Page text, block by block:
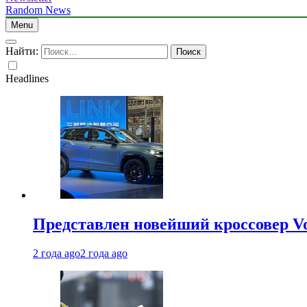
Random News
Menu
Найти:
Headlines
Представлен новейший кроссовер
2 года ago2 года ago